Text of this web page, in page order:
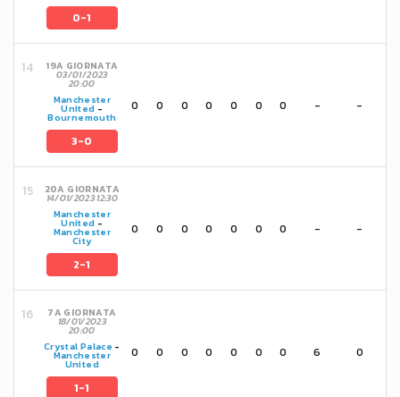
0-1
19A GIORNATA
03/01/2023
20:00
Manchester
United -
Bournemouth
3-0
0 0 0 0 0 0 0 - -
20A GIORNATA
14/01/2023 12:30
Manchester
United -
Manchester
City
2-1
0 0 0 0 0 0 0 - -
7A GIORNATA
18/01/2023
20:00
Crystal Palace -
Manchester
United
1-1
0 0 0 0 0 0 0 6 0